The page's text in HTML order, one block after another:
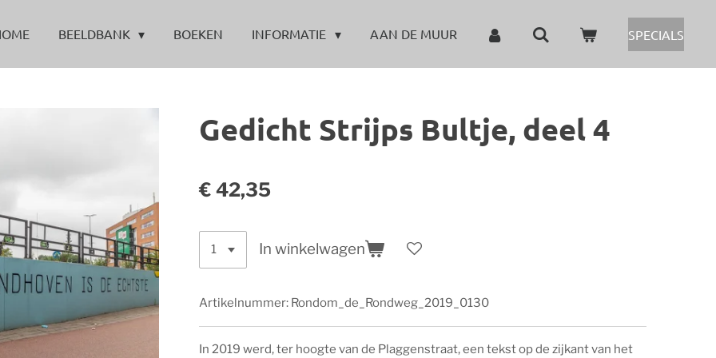
BEELDBANK BOEKEN INFORMATIE AAN DE MUUR SPECIALS
Gedicht Strijps Bultje, deel 4
€ 42,35
In winkelwagen
Artikelnummer: Rondom_de_Rondweg_2019_0130
In 2019 werd, ter hoogte van de Plaggenstraat, een tekst op de zijkant van het